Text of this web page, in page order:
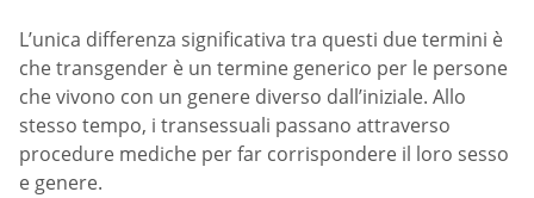
L’unica differenza significativa tra questi due termini è
che transgender è un termine generico per le persone
che vivono con un genere diverso dall’iniziale. Allo
stesso tempo, i transessuali passano attraverso
procedure mediche per far corrispondere il loro sesso
e genere.